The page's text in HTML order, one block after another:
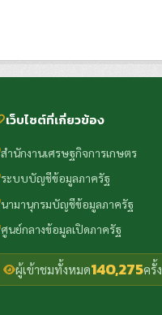
เว็บไซต์ที่เกี่ยวข้อง
สำนักงานเศรษฐกิจการเกษตร
ระบบบัญชีข้อมูลภาครัฐ
นามานุกรมบัญชีข้อมูลภาครัฐ
ศูนย์กลางข้อมูลเปิดภาครัฐ
ผู้เข้าชมทั้งหมด140,275ครั้ง